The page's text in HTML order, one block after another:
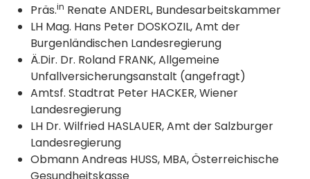
Präs.in Renate ANDERL, Bundesarbeitskammer
LH Mag. Hans Peter DOSKOZIL, Amt der
Burgenländischen Landesregierung
Ä.Dir. Dr. Roland FRANK, Allgemeine
Unfallversicherungsanstalt (angefragt)
Amtsf. Stadtrat Peter HACKER, Wiener
Landesregierung
LH Dr. Wilfried HASLAUER, Amt der Salzburger
Landesregierung
Obmann Andreas HUSS, MBA, Österreichische